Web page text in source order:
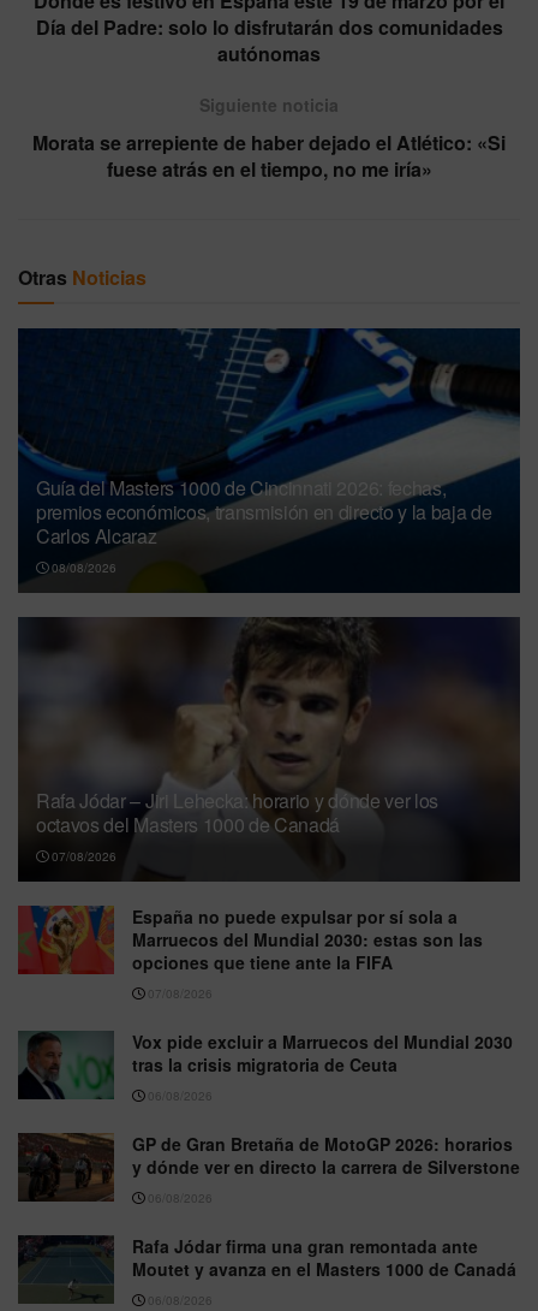
Día del Padre: solo lo disfrutarán dos comunidades
autónomas
Siguiente noticia
Morata se arrepiente de haber dejado el Atlético: «Si
fuese atrás en el tiempo, no me iría»
Otras Noticias
Guía del Masters 1000 de Cincinnati 2026: fechas,
premios económicos, transmisión en directo y la baja de
Carlos Alcaraz
08/08/2026
Rafa Jódar – Jiri Lehecka: horario y dónde ver los
octavos del Masters 1000 de Canadá
07/08/2026
España no puede expulsar por sí sola a
Marruecos del Mundial 2030: estas son las
opciones que tiene ante la FIFA
07/08/2026
Vox pide excluir a Marruecos del Mundial 2030
tras la crisis migratoria de Ceuta
06/08/2026
GP de Gran Bretaña de MotoGP 2026: horarios
y dónde ver en directo la carrera de Silverstone
06/08/2026
Rafa Jódar firma una gran remontada ante
Moutet y avanza en el Masters 1000 de Canadá
06/08/2026